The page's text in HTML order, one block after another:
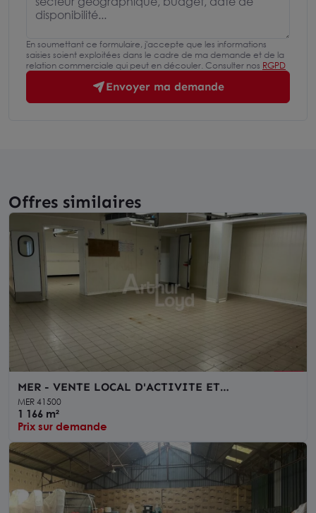
En soumettant ce formulaire, j'accepte que les informations
saisies soient exploitées dans le cadre de ma demande et de la
relation commerciale qui peut en découler. Consulter nos RGPD
Envoyer ma demande
Offres similaires
MER - VENTE LOCAL D'ACTIVITE ET
HABITATIONS DE 1166 M² - ACCES A10 A 3 KM
MER 41500
1 166 m²
Prix sur demande